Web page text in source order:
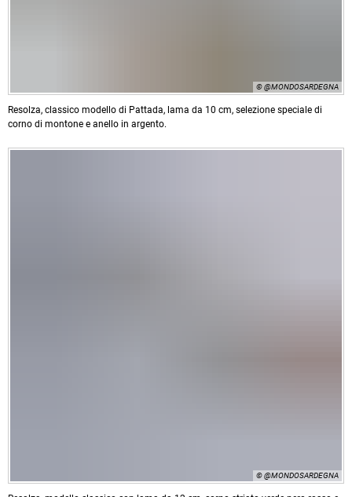
© @MONDOSARDEGNA
Resolza, classico modello di Pattada, lama da 10 cm, selezione speciale di
corno di montone e anello in argento.
© @MONDOSARDEGNA